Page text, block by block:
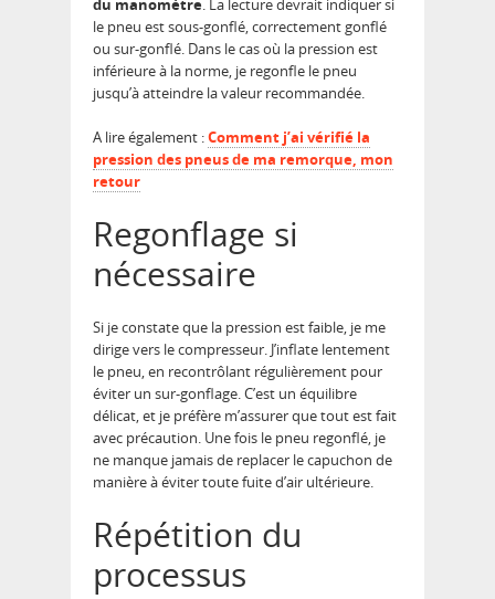
du manomètre. La lecture devrait indiquer si
le pneu est sous-gonflé, correctement gonflé
ou sur-gonflé. Dans le cas où la pression est
inférieure à la norme, je regonfle le pneu
jusqu’à atteindre la valeur recommandée.
A lire également :Comment j’ai vérifié la
pression des pneus de ma remorque, mon
retour
Regonflage si
nécessaire
Si je constate que la pression est faible, je me
dirige vers le compresseur. J’inflate lentement
le pneu, en recontrôlant régulièrement pour
éviter un sur-gonflage. C’est un équilibre
délicat, et je préfère m’assurer que tout est fait
avec précaution. Une fois le pneu regonflé, je
ne manque jamais de replacer le capuchon de
manière à éviter toute fuite d’air ultérieure.
Répétition du
processus